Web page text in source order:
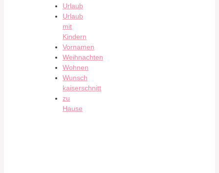
Urlaub
Urlaub
mit
Kindern
Vornamen
Weihnachten
Wohnen
Wunsch
kaiserschnitt
zu
Hause